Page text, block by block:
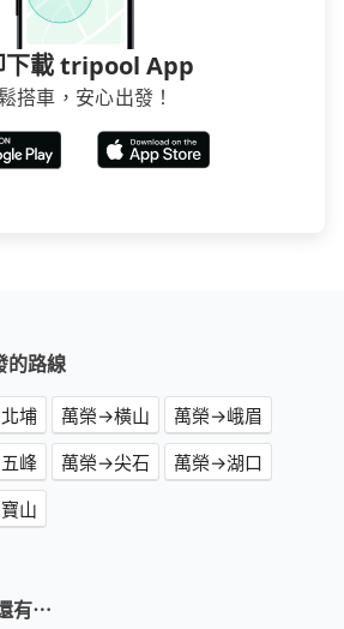
下載 tripool App
搭車，安心出發！
的路線
埔 萬榮→橫山
萬榮→峨眉
峰 萬榮→尖石
萬榮→湖口
山
有⋯